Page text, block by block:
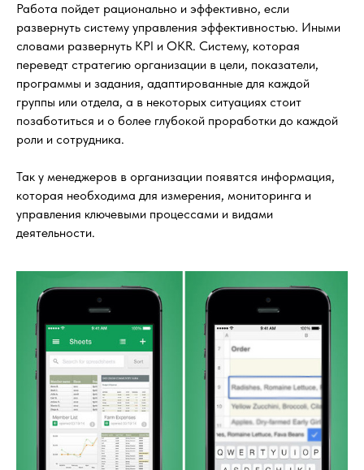
Работа пойдет рационально и эффективно, если
развернуть систему управления эффективностью. Иными
словами развернуть KPI и OKR. Систему, которая
переведт стратегию организации в цели, показатели,
программы и задания, адаптированные для каждой
группы или отдела, а в некоторых ситуациях стоит
позаботиться и о более глубокой проработки до каждой
роли и сотрудника.
Так у менеджеров в организации появятся информация,
которая необходима для измерения, мониторинга и
управления ключевыми процессами и видами
деятельности.